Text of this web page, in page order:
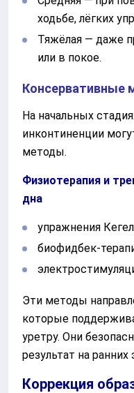
ходьбе, лёгких
Тяжёлая — даже
или в покое.
Консервативные
На начальных
инконтиненции
методы.
Физиотерапия и
дна
упражнения
биофидбек-
Эти методы
которые
уретру. Они
результат на ранних
Коррекция